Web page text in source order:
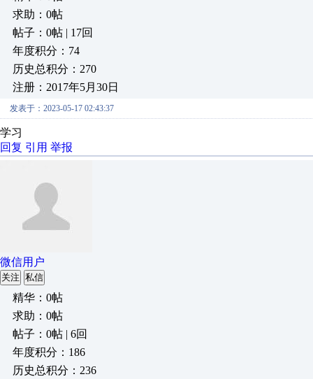
求助：0帖
帖子：0帖 | 17回
年度积分：74
历史总积分：270
注册：2017年5月30日
发表于：2023-05-17 02:43:37
学习
回复 引用 举报
微信用户
关注 私信
精华：0帖
求助：0帖
帖子：0帖 | 6回
年度积分：186
历史总积分：236